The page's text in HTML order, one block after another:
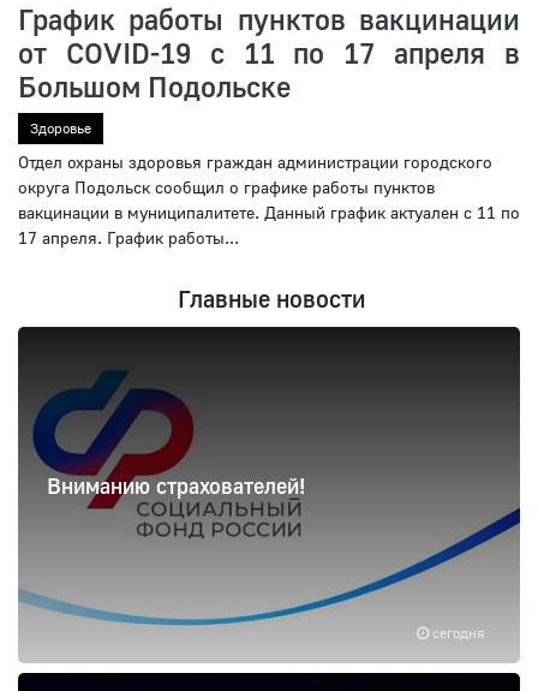
График работы пунктов вакцинации
от COVID-19 с 11 по 17 апреля в
Большом Подольске
Здоровье
Отдел охраны здоровья граждан администрации городского
округа Подольск сообщил о графике работы пунктов
вакцинации в муниципалитете. Данный график актуален с 11 по
17 апреля. График работы...
Главные новости
сегодня
Вниманию страхователей!